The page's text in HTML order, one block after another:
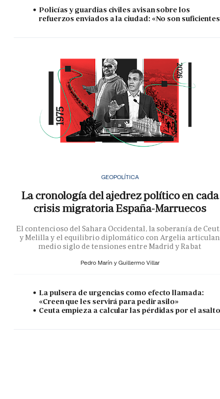
Policías y guardias civiles avisan sobre los
refuerzos enviados a la ciudad: «No son
GEOPOLÍTICA
La cronología del ajedrez político en cada
crisis migratoria España-Marruecos
El contencioso del Sahara Occidental, la soberanía de
y Melilla y el equilibrio diplomático con Argelia articulan
medio siglo de tensiones entre Madrid y Rabat
Pedro Marín y Guillermo Villar
La pulsera de urgencias como efecto llamada:
«Creen que les servirá para pedir asilo»
Ceuta empieza a calcular las pérdidas por el